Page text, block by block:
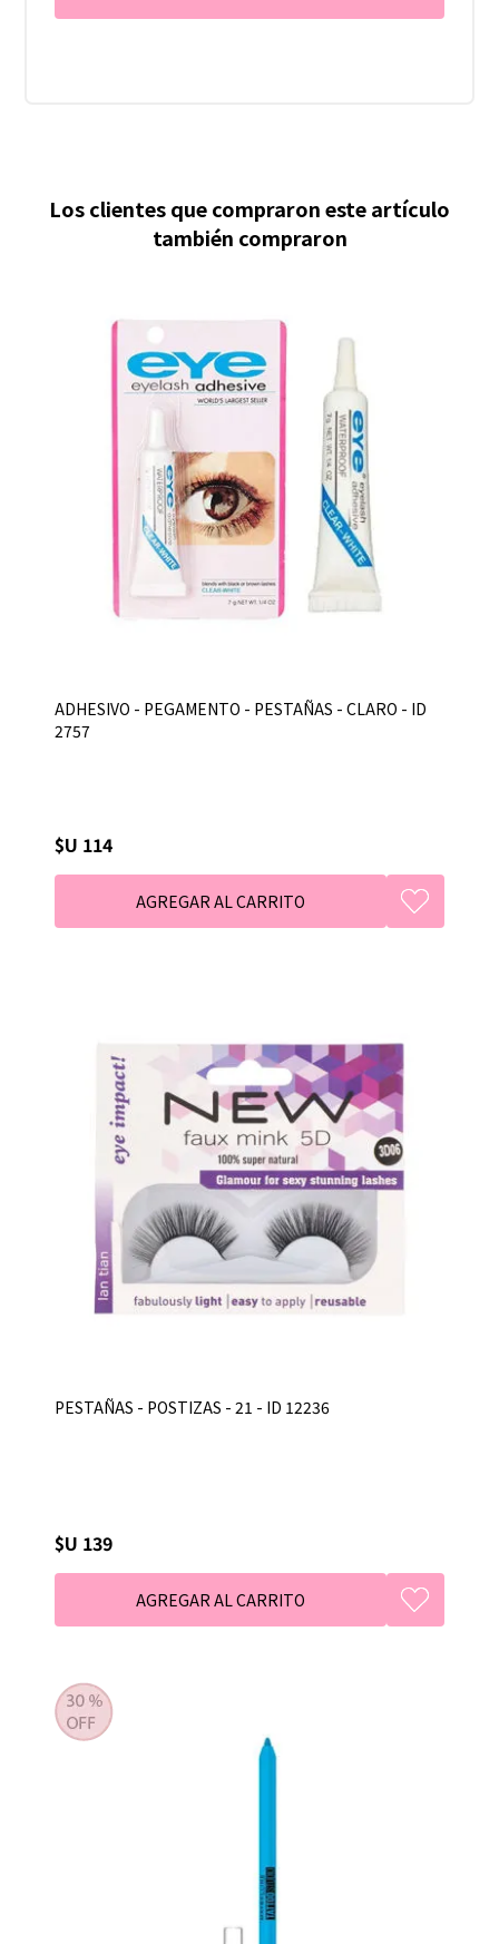
Los clientes que compraron este artículo
también compraron
ADHESIVO - PEGAMENTO - PESTAÑAS - CLARO - ID
2757
$U 114
PESTAÑAS - POSTIZAS - 21 - ID 12236
$U 139